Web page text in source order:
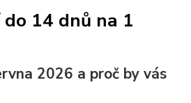
14 dnů na 1
2026 a proč by vás